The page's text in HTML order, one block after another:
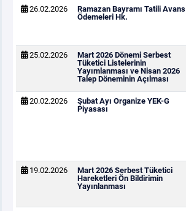
26.02.2026
Ramazan Bayramı Tatili Avans
Ödemeleri Hk.
25.02.2026
Mart 2026 Dönemi Serbest
Tüketici Listelerinin
Yayımlanması ve Nisan 2026
Talep Döneminin Açılması
20.02.2026
Şubat Ayı Organize YEK-G
Piyasası
19.02.2026
Mart 2026 Serbest Tüketici
Hareketleri Ön Bildirimin
Yayınlanması